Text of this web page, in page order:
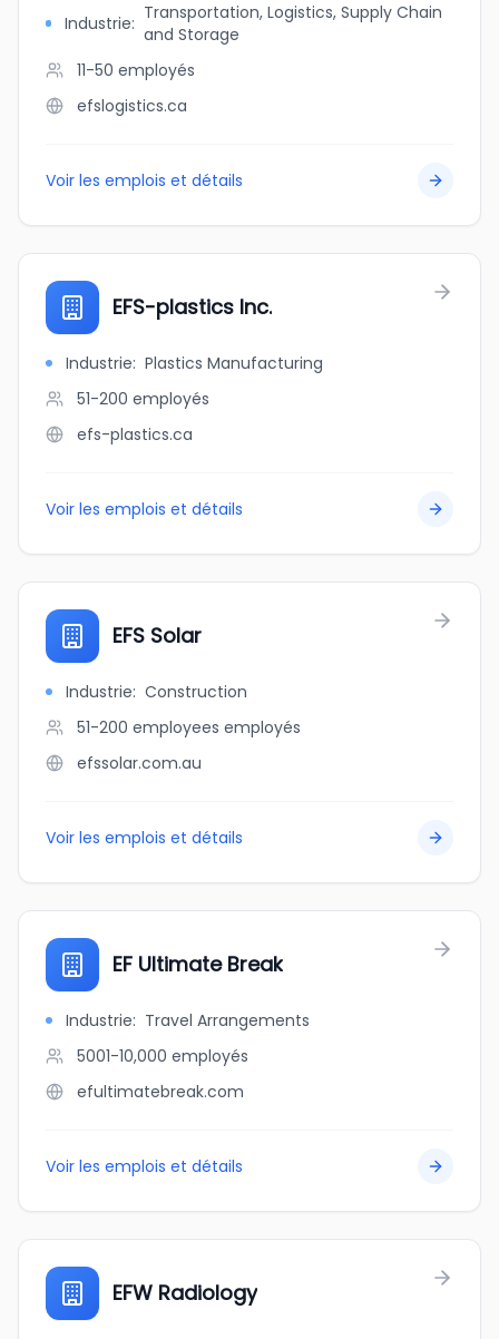
Industrie: Transportation, Logistics, Supply Chain
and Storage
11-50 employés
efslogistics.ca
Voir les emplois et détails
EFS-plastics Inc.
Industrie: Plastics Manufacturing
51-200 employés
efs-plastics.ca
Voir les emplois et détails
EFS Solar
Industrie: Construction
51-200 employees employés
efssolar.com.au
Voir les emplois et détails
EF Ultimate Break
Industrie: Travel Arrangements
5001-10,000 employés
efultimatebreak.com
Voir les emplois et détails
EFW Radiology